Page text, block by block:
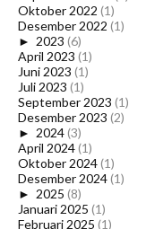
Oktober 2022 (1)
Desember 2022 (1)
► 2023 (6)
April 2023 (1)
Juni 2023 (1)
Juli 2023 (1)
September 2023 (1)
Desember 2023 (2)
► 2024(3)
April 2024(1)
Oktober 2024(1)
Desember 2024(1)
► 2025 (8)
Januari 2025 (1)
Februari 2025 (1)